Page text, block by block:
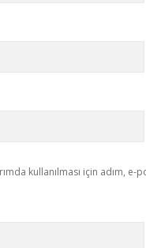
kullanılması için adım,